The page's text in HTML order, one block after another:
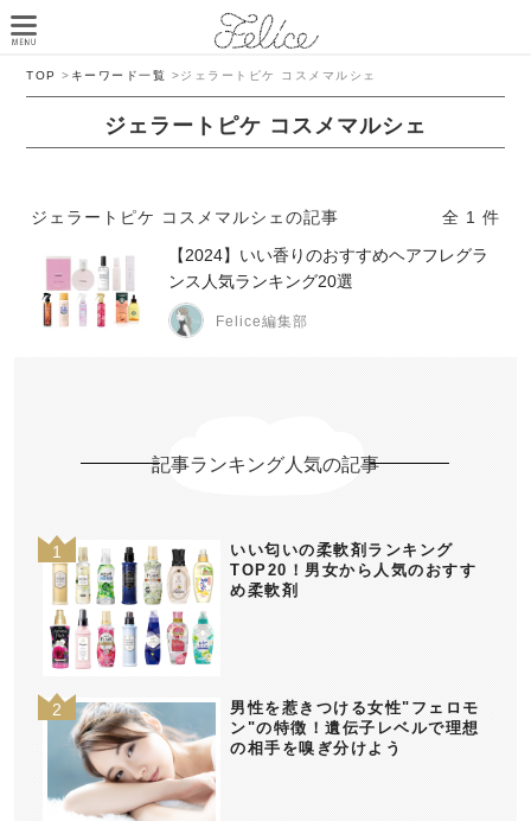
TOP > キーワード一覧 >ジェラートピケ コスメマルシェ
ジェラートピケ コスメマルシェ
ジェラートピケ コスメマルシェの記事
全 1 件
【2024】いい香りのおすすめヘアフレグラ
ンス人気ランキング20選
Felice編集部
記事ランキング人気の記事
いい匂いの柔軟剤ランキング
TOP20！男女から人気のおすす
め柔軟剤
男性を惹きつける女性"フェロモ
ン"の特徴！遺伝子レベルで理想
の相手を嗅ぎ分けよう